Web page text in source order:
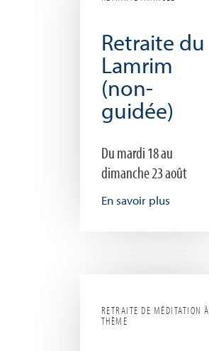
Retraite du
Lamrim
(non-
guidée)
Du mardi 18 au
dimanche 23 août
En savoir plus
RETRAITE DE MÉDITATION À
THÈME